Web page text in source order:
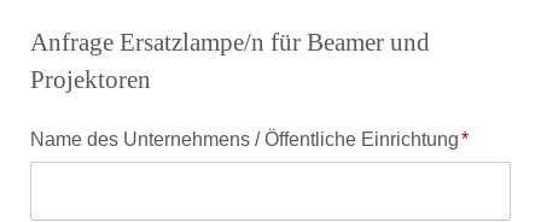
Anfrage Ersatzlampe/n für Beamer und
Projektoren
Pflichtfeld
Name des Unternehmens / Öffentliche Einrichtung*